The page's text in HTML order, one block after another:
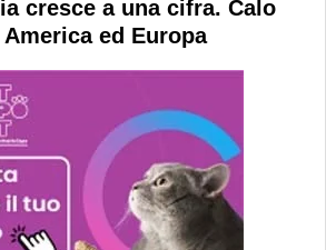
cresce a una cifra. Calo
ed Europa